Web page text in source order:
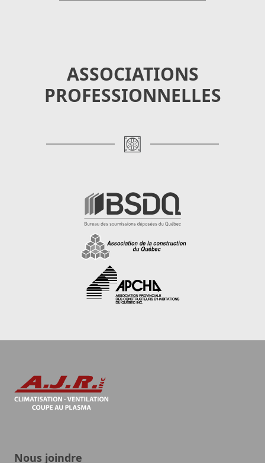
ASSOCIATIONS
PROFESSIONNELLES
Nous joindre